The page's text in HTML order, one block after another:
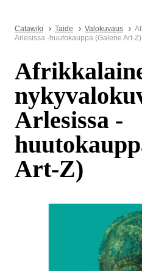
Catawiki Taide Valokuvaus
Arlesissa -huutokauppa (Galerie Art-Z)
Arlesissa -
Art-Z)